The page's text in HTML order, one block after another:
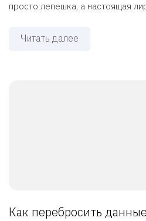
просто лепешка, а настоящая
Читать далее
Как перебросить